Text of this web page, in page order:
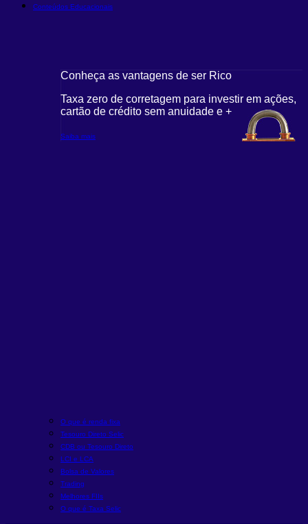
Conteúdos Educacionais
Conheça as vantagens de ser Rico
Taxa zero de corretagem para investir em ações,
cartão de crédito sem anuidade e +
Saiba mais
O que é renda fixa
Tesouro Direto Selic
CDB ou Tesouro Direto
LCI e LCA
Bolsa de Valores
Trading
Melhores FIIs
O que é Taxa Selic